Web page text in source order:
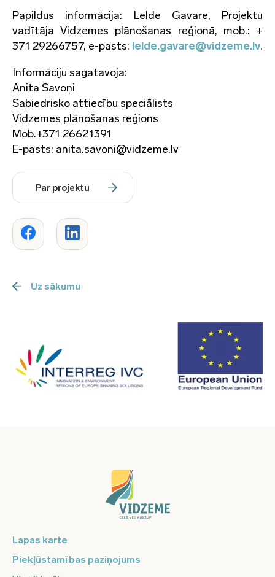
Papildus informācija: Lelde Gavare, Projektu
vadītāja Vidzemes plānošanas reģionā, mob.: +
371 29266757, e-pasts: lelde.gavare@vidzeme.lv.
Informāciju sagatavoja:
Anita Savoņi
Sabiedrisko attiecību speciālists
Vidzemes plānošanas reģions
Mob.+371 26621391
E-pasts: anita.savoni@vidzeme.lv
Par projektu
Uz sākumu
Lapas karte
Piekļūstamības paziņojums